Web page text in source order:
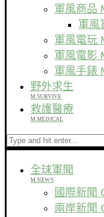
軍風商品
軍風
軍風電玩
軍風電影
軍風手錶
野外求生
M.SURVIVE
救護醫療
M.MEDICAL
全球軍聞
M.NEWS
國際新聞
兩岸新聞